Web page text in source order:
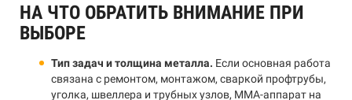
НА ЧТО ОБРАТИТЬ ВНИМАНИЕ ПРИ
ВЫБОРЕ
Тип задач и толщина металла. Если основная работа
связана с ремонтом, монтажом, сваркой профтрубы,
уголка, швеллера и трубных узлов, MMA-аппарат на